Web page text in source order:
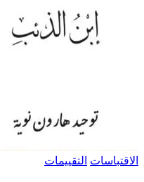
الاقتباسات التقييمات